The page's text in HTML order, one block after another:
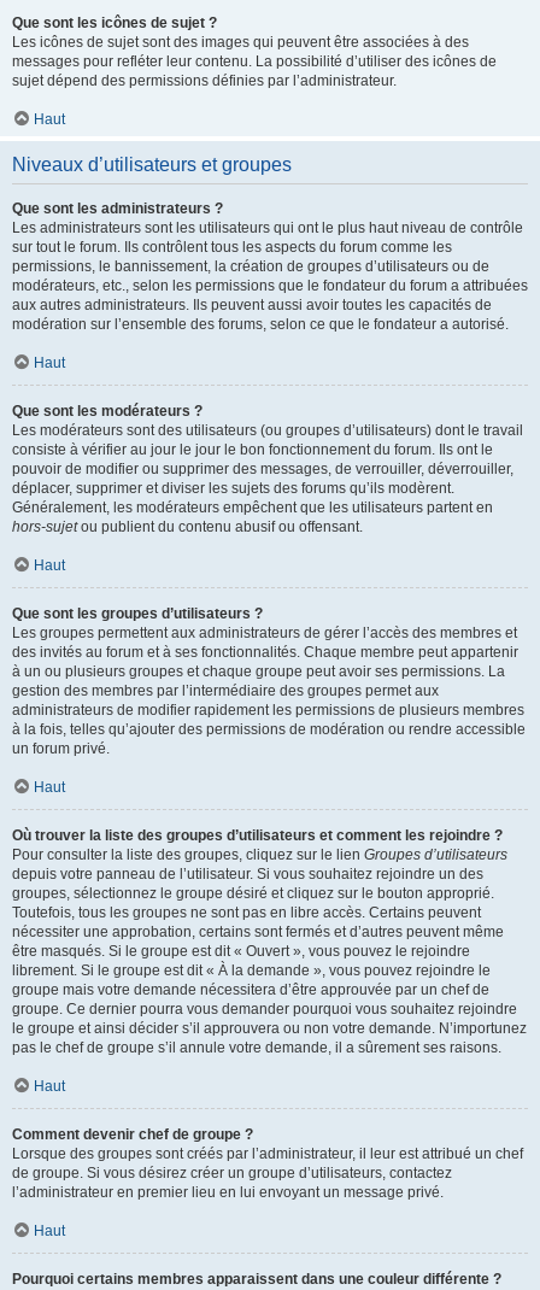
Que sont les icônes de sujet ?
Les icônes de sujet sont des images qui peuvent être associées à des
messages pour refléter leur contenu. La possibilité d’utiliser des icônes de
sujet dépend des permissions définies par l’administrateur.
Haut
Niveaux d’utilisateurs et groupes
Que sont les administrateurs ?
Les administrateurs sont les utilisateurs qui ont le plus haut niveau de contrôle
sur tout le forum. Ils contrôlent tous les aspects du forum comme les
permissions, le bannissement, la création de groupes d’utilisateurs ou de
modérateurs, etc., selon les permissions que le fondateur du forum a attribuées
aux autres administrateurs. Ils peuvent aussi avoir toutes les capacités de
modération sur l’ensemble des forums, selon ce que le fondateur a autorisé.
Haut
Que sont les modérateurs ?
Les modérateurs sont des utilisateurs (ou groupes d’utilisateurs) dont le travail
consiste à vérifier au jour le jour le bon fonctionnement du forum. Ils ont le
pouvoir de modifier ou supprimer des messages, de verrouiller, déverrouiller,
déplacer, supprimer et diviser les sujets des forums qu’ils modèrent.
Généralement, les modérateurs empêchent que les utilisateurs partent en
hors-sujetou publient du contenu abusif ou offensant.
Haut
Que sont les groupes d’utilisateurs ?
Les groupes permettent aux administrateurs de gérer l’accès des membres et
des invités au forum et à ses fonctionnalités. Chaque membre peut appartenir
à un ou plusieurs groupes et chaque groupe peut avoir ses permissions. La
gestion des membres par l’intermédiaire des groupes permet aux
administrateurs de modifier rapidement les permissions de plusieurs membres
à la fois, telles qu’ajouter des permissions de modération ou rendre accessible
un forum privé.
Haut
Où trouver la liste des groupes d’utilisateurs et comment les rejoindre ?
Pour consulter la liste des groupes, cliquez sur le lien Groupes d’utilisateurs
depuis votre panneau de l’utilisateur. Si vous souhaitez rejoindre un des
groupes, sélectionnez le groupe désiré et cliquez sur le bouton approprié.
Toutefois, tous les groupes ne sont pas en libre accès. Certains peuvent
nécessiter une approbation, certains sont fermés et d’autres peuvent même
être masqués. Si le groupe est dit « Ouvert », vous pouvez le rejoindre
librement. Si le groupe est dit « À la demande », vous pouvez rejoindre le
groupe mais votre demande nécessitera d’être approuvée par un chef de
groupe. Ce dernier pourra vous demander pourquoi vous souhaitez rejoindre
le groupe et ainsi décider s’il approuvera ou non votre demande. N’importunez
pas le chef de groupe s’il annule votre demande, il a sûrement ses raisons.
Haut
Comment devenir chef de groupe ?
Lorsque des groupes sont créés par l’administrateur, il leur est attribué un chef
de groupe. Si vous désirez créer un groupe d’utilisateurs, contactez
l’administrateur en premier lieu en lui envoyant un message privé.
Haut
Pourquoi certains membres apparaissent dans une couleur différente ?